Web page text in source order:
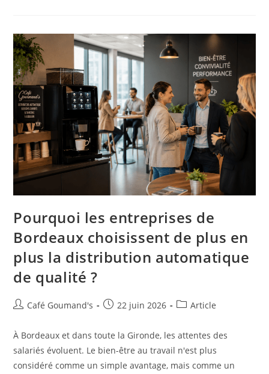
Pourquoi les entreprises de
Bordeaux choisissent de plus en
plus la distribution automatique
de qualité ?
Café Goumand's 22 juin 2026 Article
À Bordeaux et dans toute la Gironde, les attentes des
salariés évoluent. Le bien-être au travail n'est plus
considéré comme un simple avantage, mais comme un